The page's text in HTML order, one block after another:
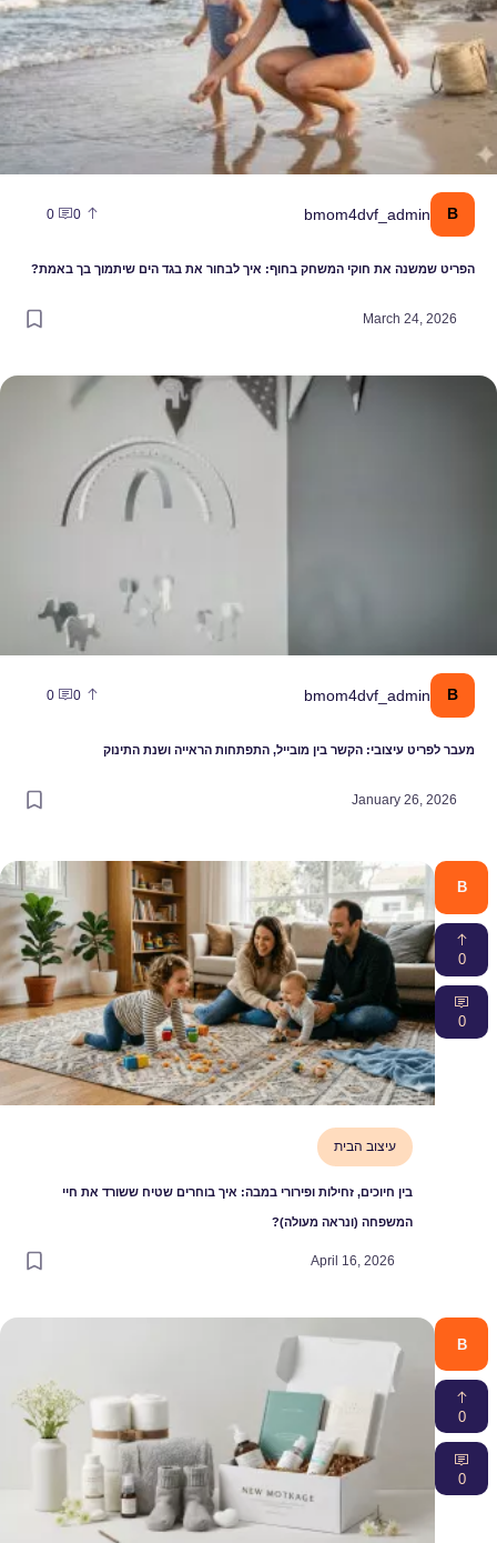
B
bmom4dvf_admin
0
0
הפריט שמשנה את חוקי המשחק בחוף: איך לבחור את בגד הים שיתמוך בך באמת?
March 24, 2026
B
bmom4dvf_admin
0
0
מעבר לפריט עיצובי: הקשר בין מובייל, התפתחות הראייה ושנת התינוק
January 26, 2026
מעבר לפריט עיצובי: הקשר בין מובייל, התפתחות הראייה ושנת התינוק
B
0
0
עיצוב הבית
בין חיוכים, זחילות ופירורי במבה: איך בוחרים שטיח ששורד את חיי
המשפחה (ונראה מעולה)?
April 16, 2026
B
0
0